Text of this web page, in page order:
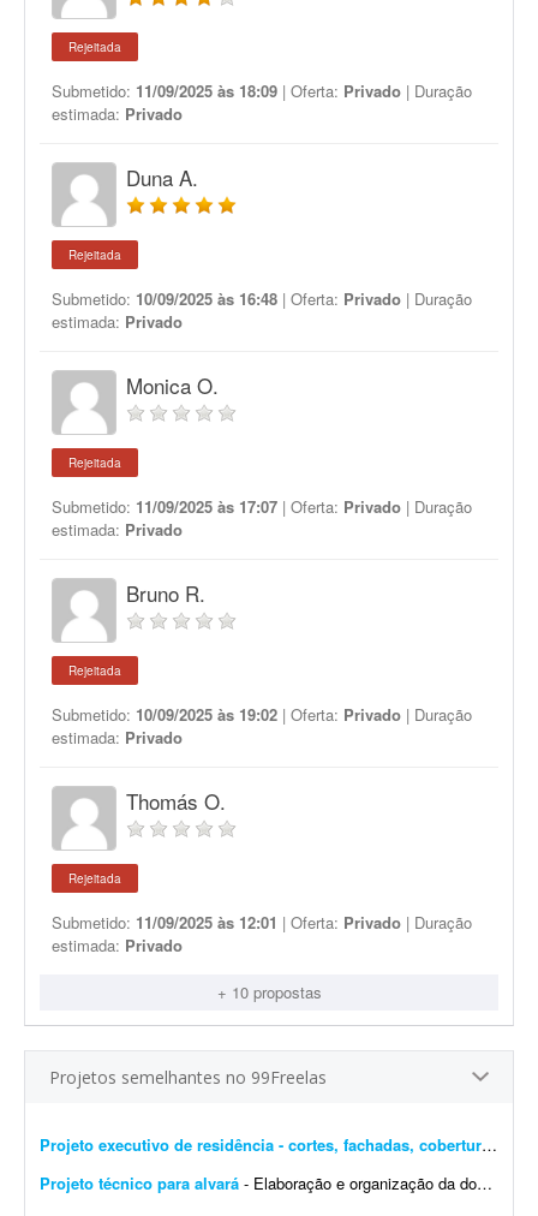
Rejeitada
Submetido: 11/09/2025 às 18:09 | Oferta: Privado | Duração
estimada: Privado
Duna A.
Rejeitada
Submetido: 10/09/2025 às 16:48 | Oferta: Privado | Duração
estimada: Privado
Monica O.
Rejeitada
Submetido: 11/09/2025 às 17:07 | Oferta: Privado | Duração
estimada: Privado
Bruno R.
Rejeitada
Submetido: 10/09/2025 às 19:02 | Oferta: Privado | Duração
estimada: Privado
Thomás O.
Rejeitada
Submetido: 11/09/2025 às 12:01 | Oferta: Privado | Duração
estimada: Privado
+ 10 propostas
Projetos semelhantes no 99Freelas
Projeto executivo de residência - cortes, fachadas, cobertura e esgoto
Projeto técnico para alvará - Elaboração e organização da documentação para alvará de construção, regularização do imóvel, emissão de ha...